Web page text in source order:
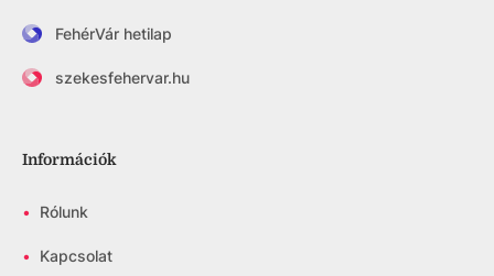
FehérVár hetilap
szekesfehervar.hu
Információk
• Rólunk
• Kapcsolat